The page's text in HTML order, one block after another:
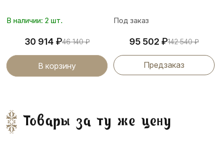
В наличии: 2 шт.
30 914 ₽46 140₽
В корзину
Под заказ
95 502 ₽142 540₽
Предзаказ
Товары за ту же цену